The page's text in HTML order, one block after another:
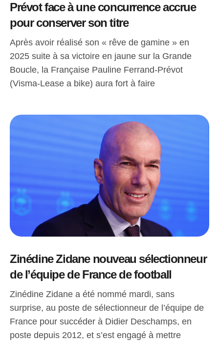
Prévot face à une concurrence accrue
pour conserver son titre
Après avoir réalisé son « rêve de gamine » en
2025 suite à sa victoire en jaune sur la Grande
Boucle, la Française Pauline Ferrand-Prévot
(Visma-Lease a bike) aura fort à faire
Zinédine Zidane nouveau sélectionneur
de l’équipe de France de football
Zinédine Zidane a été nommé mardi, sans
surprise, au poste de sélectionneur de l’équipe de
France pour succéder à Didier Deschamps, en
poste depuis 2012, et s’est engagé à mettre